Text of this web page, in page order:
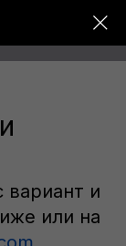
вариант и
или на